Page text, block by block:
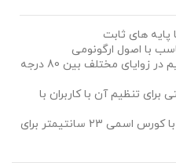
پایه های ثابت
با اصول ارگونومی
پشتی با قابلیت تنظیم در زوایای مختلف بین 80 درجه
تنظیم آن با کاربران با
استفاده از جک گازی با کورس اسمی 23 سانتیمتر برای